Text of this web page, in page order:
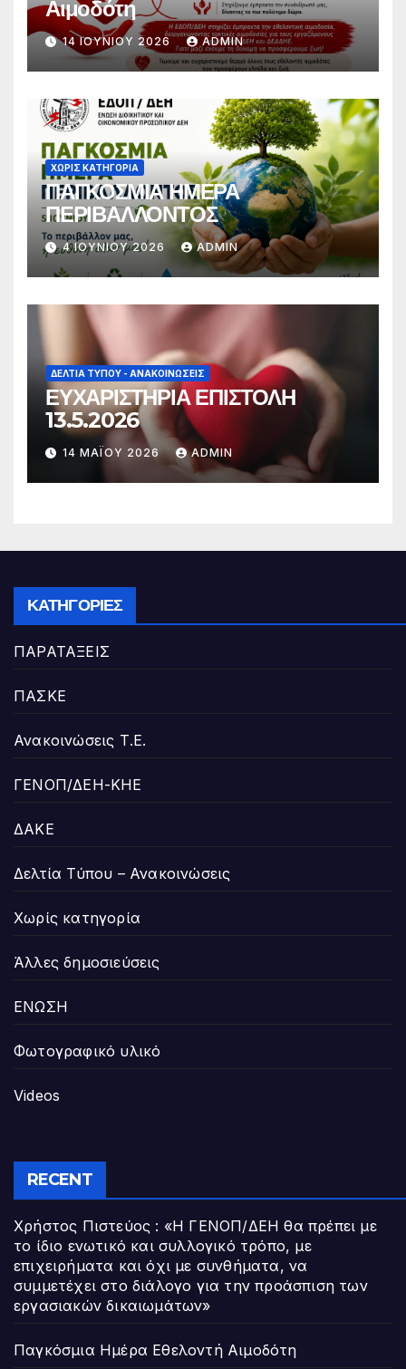
Αιμοδότη
14 ΙΟΥΝΊΟΥ 2026 ADMIN
ΧΩΡΊΣ ΚΑΤΗΓΟΡΊΑ
ΠΑΓΚΟΣΜΙΑ ΗΜΕΡΑ
ΠΕΡΙΒΑΛΛΟΝΤΟΣ
4 ΙΟΥΝΊΟΥ 2026 ADMIN
ΔΕΛΤΊΑ ΤΎΠΟΥ - ΑΝΑΚΟΙΝΏΣΕΙΣ
ΕΥΧΑΡΙΣΤΗΡΙΑ ΕΠΙΣΤΟΛΗ
13.5.2026
14 ΜΑΪ́ΟΥ 2026 ADMIN
ΚΑΤΗΓΟΡΊΕΣ
ΠΑΡΑΤΑΞΕΙΣ
ΠΑΣΚΕ
Ανακοινώσεις Τ.Ε.
ΓΕΝΟΠ/ΔΕΗ-ΚΗΕ
ΔΑΚΕ
Δελτία Τύπου – Ανακοινώσεις
Χωρίς κατηγορία
Άλλες δημοσιεύσεις
ΕΝΩΣΗ
Φωτογραφικό υλικό
Videos
RECENT
Χρήστος Πιστεύος : «Η ΓΕΝΟΠ/ΔΕΗ θα πρέπει με
το ίδιο ενωτικό και συλλογικό τρόπο, με
επιχειρήματα και όχι με συνθήματα, να
συμμετέχει στο διάλογο για την προάσπιση των
εργασιακών δικαιωμάτων»
Παγκόσμια Ημέρα Εθελοντή Αιμοδότη